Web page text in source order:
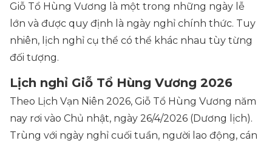
Giỗ Tổ Hùng Vương là một trong những ngày lễ
lớn và được quy định là ngày nghỉ chính thức. Tuy
nhiên, lịch nghỉ cụ thể có thể khác nhau tùy từng
đối tượng.
Lịch nghỉ Giỗ Tổ Hùng Vương 2026
Theo Lịch Vạn Niên 2026, Giỗ Tổ Hùng Vương năm
nay rơi vào Chủ nhật, ngày 26/4/2026 (Dương lịch).
Trùng với ngày nghỉ cuối tuần, người lao động, cán